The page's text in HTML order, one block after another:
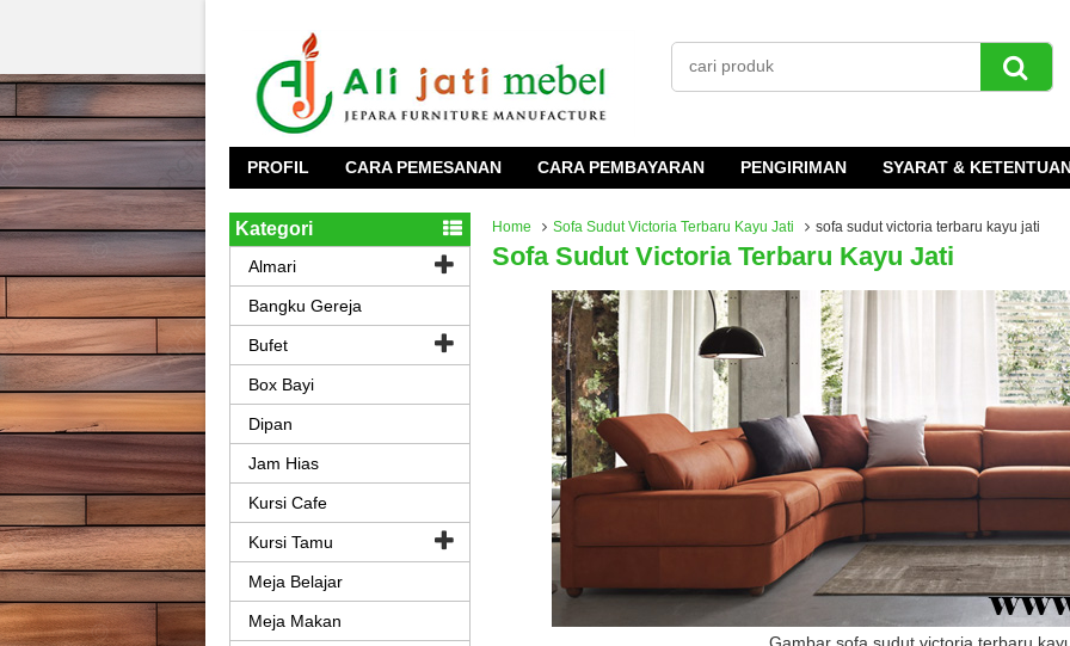
PROFIL CARA PEMESANAN CARA PEMBAYARAN PENGIRIMAN SYARAT &
Home Sofa Sudut Victoria Terbaru Kayu Jati sofa sudut victoria terbaru kayu jati
Sofa Sudut Victoria Terbaru Kayu Jati
Kategori
Almari
Bangku Gereja
Bufet
Box Bayi
Dipan
Jam Hias
Kursi Cafe
Kursi Tamu
Meja Belajar
Meja Makan